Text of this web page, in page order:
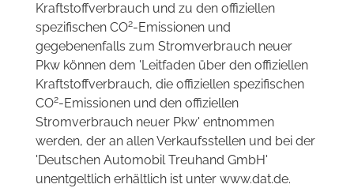
Kraftstoffverbrauch und zu den offiziellen
spezifischen CO2-Emissionen und
gegebenenfalls zum Stromverbrauch neuer
Pkw können dem 'Leitfaden über den offiziellen
Kraftstoffverbrauch, die offiziellen spezifischen
CO2-Emissionen und den offiziellen
Stromverbrauch neuer Pkw' entnommen
werden, der an allen Verkaufsstellen und bei der
'Deutschen Automobil Treuhand GmbH'
unentgeltlich erhältlich ist unter www.dat.de.